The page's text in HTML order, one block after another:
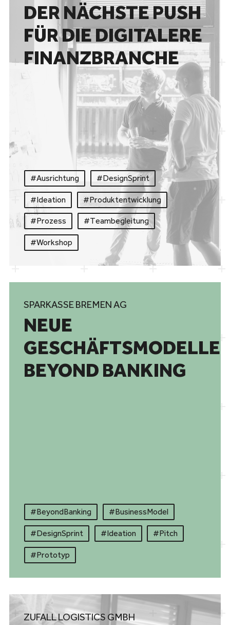
DER NÄCHSTE PUSH
FÜR DIE DIGITALERE
FINANZBRANCHE
#Ausrichtung #DesignSprint
#Ideation #Produktentwicklung
#Prozess #Teambegleitung
#Workshop
SPARKASSE BREMEN AG
NEUE
GESCHÄFTSMODELLE
BEYOND BANKING
#BeyondBanking #BusinessModel
#DesignSprint #Ideation #Pitch
#Prototyp
ZUFALL LOGISTICS GMBH